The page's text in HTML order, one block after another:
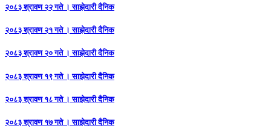
२०८३ श्रावण २२ गते । साझेदारी दैनिक
२०८३ श्रावण २१ गते । साझेदारी दैनिक
२०८३ श्रावण २० गते । साझेदारी दैनिक
२०८३ श्रावण १९ गते । साझेदारी दैनिक
२०८३ श्रावण १८ गते । साझेदारी दैनिक
२०८३ श्रावण १७ गते । साझेदारी दैनिक